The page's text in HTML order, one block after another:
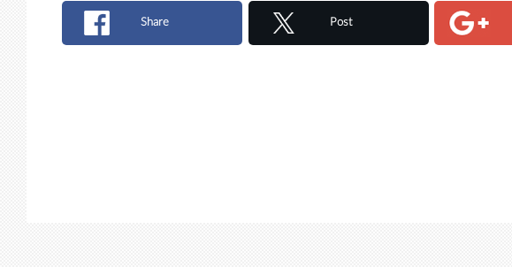
Share Post